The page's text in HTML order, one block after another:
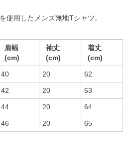
使用したメンズ無地Tシャツ。
肩幅
(cm)
袖丈
(cm)
着丈
(cm)
40 20 62
42 20 63
44 20 64
46 20 65